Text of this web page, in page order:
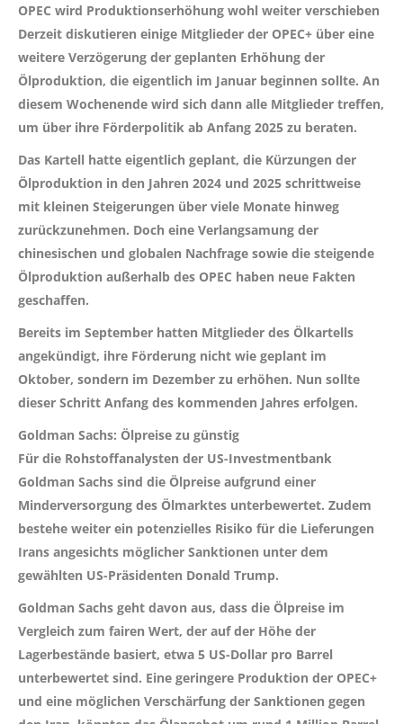
OPEC wird Produktionserhöhung wohl weiter verschieben
Derzeit diskutieren einige Mitglieder der OPEC+ über eine
weitere Verzögerung der geplanten Erhöhung der
Ölproduktion, die eigentlich im Januar beginnen sollte. An
diesem Wochenende wird sich dann alle Mitglieder treffen,
um über ihre Förderpolitik ab Anfang 2025 zu beraten.
Das Kartell hatte eigentlich geplant, die Kürzungen der
Ölproduktion in den Jahren 2024 und 2025 schrittweise
mit kleinen Steigerungen über viele Monate hinweg
zurückzunehmen. Doch eine Verlangsamung der
chinesischen und globalen Nachfrage sowie die steigende
Ölproduktion außerhalb des OPEC haben neue Fakten
geschaffen.
Bereits im September hatten Mitglieder des Ölkartells
angekündigt, ihre Förderung nicht wie geplant im
Oktober, sondern im Dezember zu erhöhen. Nun sollte
dieser Schritt Anfang des kommenden Jahres erfolgen.
Goldman Sachs: Ölpreise zu günstig
Für die Rohstoffanalysten der US-Investmentbank
Goldman Sachs sind die Ölpreise aufgrund einer
Minderversorgung des Ölmarktes unterbewertet. Zudem
bestehe weiter ein potenzielles Risiko für die Lieferungen
Irans angesichts möglicher Sanktionen unter dem
gewählten US-Präsidenten Donald Trump.
Goldman Sachs geht davon aus, dass die Ölpreise im
Vergleich zum fairen Wert, der auf der Höhe der
Lagerbestände basiert, etwa 5 US-Dollar pro Barrel
unterbewertet sind. Eine geringere Produktion der OPEC+
und eine möglichen Verschärfung der Sanktionen gegen